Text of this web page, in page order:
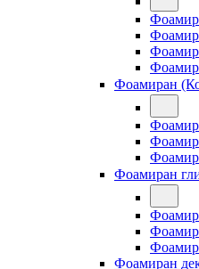
Фоамиран
Фоамиран
Фоамиран